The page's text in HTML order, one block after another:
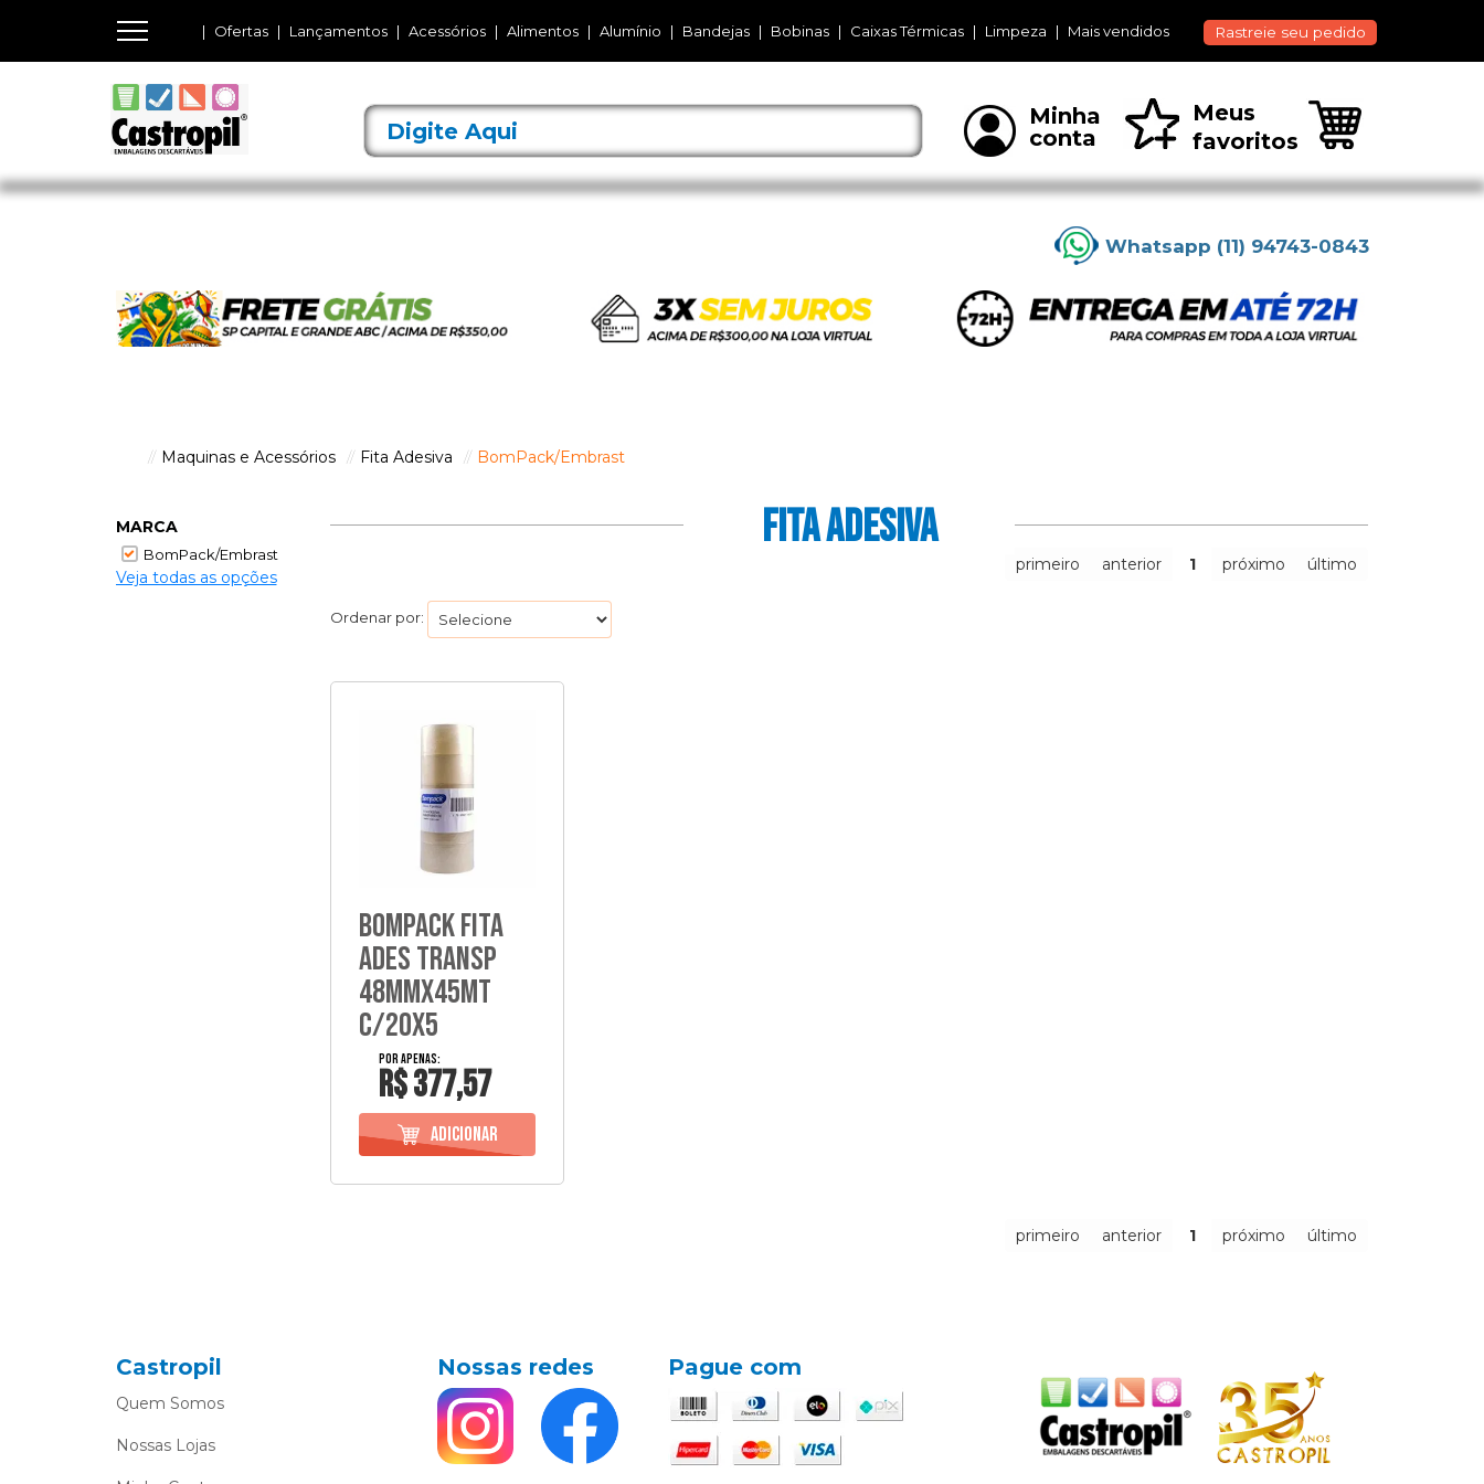
Ofertas Lançamentos Acessórios Alimentos Alumínio Bandejas Bobinas Caixas Térmicas Limpeza Mais vendidos Rastreie seu pedido
Minha
conta
Meus
favoritos
Whatsapp (11) 94743-0843
Maquinas e Acessórios Fita Adesiva BomPack/Embrast
MARCA
BomPack/Embrast
Veja todas as opções
FITA ADESIVA
Ordenar por:
primeiro anterior 1 próximo último
Bompack Fita
Ades Transp
48Mmx45Mt
C/20X5
R$ 377,57
primeiro anterior 1 próximo último
Castropil
Quem Somos
Nossas Lojas
Nossas redes Pague com